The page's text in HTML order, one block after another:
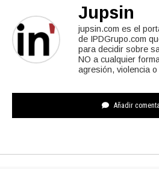
Jupsin
jupsin.com es el
de IPDGrupo.com
para decidir sobre
NO a cualquier
agresión, violencia
Añadir